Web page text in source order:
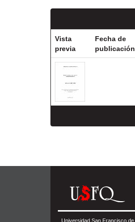
Vista
previa
Fecha de
publicación
Universidad San Francisco de